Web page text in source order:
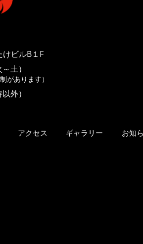
ビルB１F
土）
があります）
外）
アクセス ギャラリー お知